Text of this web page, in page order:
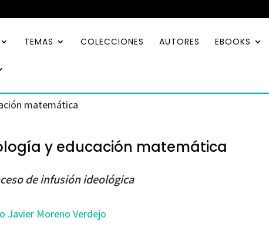
TEMAS COLECCIONES AUTORES EBOOKS
matemática
y educación matemática
de infusión ideológica
Javier Moreno Verdejo